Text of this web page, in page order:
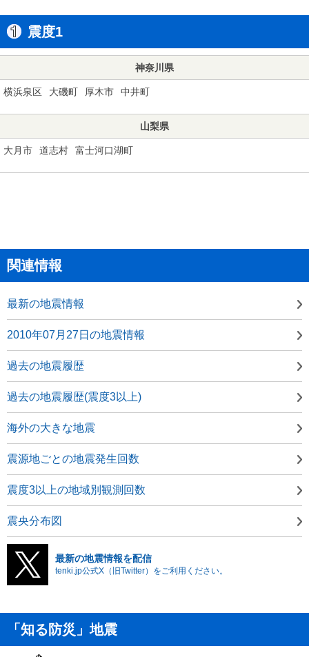
震度1
神奈川県
横浜泉区 大磯町 厚木市 中井町
山梨県
大月市 道志村 富士河口湖町
関連情報
最新の地震情報
2010年07月27日の地震情報
過去の地震履歴
過去の地震履歴(震度3以上)
海外の大きな地震
震源地ごとの地震発生回数
震度3以上の地域別観測回数
震央分布図
最新の地震情報を配信
tenki.jp公式X（旧Twitter）をご利用ください。
「知る防災」地震